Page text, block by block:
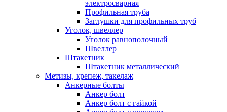
электросварная
Профильная труба
Заглушки для профильных труб
Уголок, швеллер
Уголок равнополочный
Швеллер
Штакетник
Штакетник металлический
Метизы, крепеж, такелаж
Анкерные болты
Анкер болт
Анкер болт с гайкой